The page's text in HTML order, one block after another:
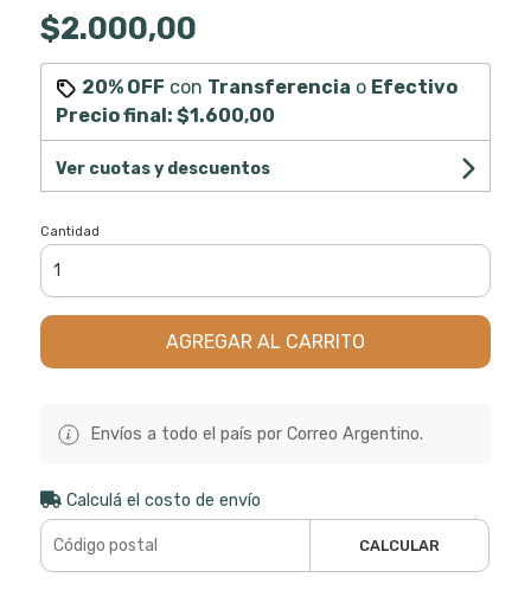
$2.000,00
20% OFF con Transferencia o Efectivo
Precio final: $1.600,00
Ver cuotas y descuentos
Cantidad
AGREGAR AL CARRITO
Envíos a todo el país por Correo Argentino.
Calculá el costo de envío
CALCULAR